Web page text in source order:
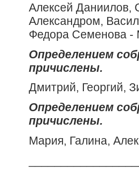
Алексей Даниилов,
Александром,
Федора Семенова -
Определением
причислены.
Дмитрий, Георгий,
Определением
причислены.
Мария, Галина,